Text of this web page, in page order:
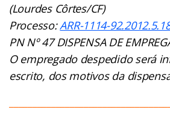
(Lourdes Côrtes/CF)
Processo:ARR-1114-
PN Nº 47 DISPENSA DE
O empregado despedido será
escrito, dos motivos da